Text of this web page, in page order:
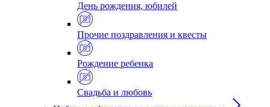
День рождения, юбилей
Прочие поздравления и квесты
Рождение ребенка
Свадьба и любовь